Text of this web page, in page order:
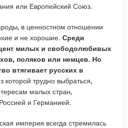
или Европейский Союз.
в ценностном отношении
и не хорошие. Среди
милых и свободолюбивых
поляков или немцев. Но
втягивает русских в
которой трудно выбраться,
малых стран,
и Германией.
империя всегда стремилась